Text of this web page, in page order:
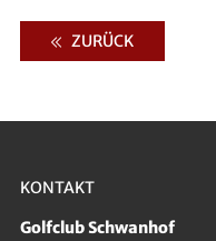
ZURÜCK
KONTAKT
Golfclub Schwanhof